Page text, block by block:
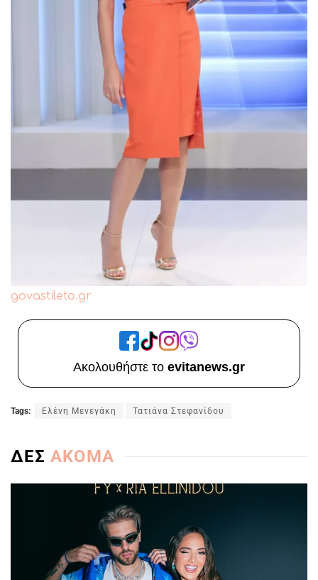
govastileto.gr
Ακολουθήστε το evitanews.gr
Tags: Ελένη Μενεγάκη Τατιάνα Στεφανίδου
ΔΕΣ ΑΚΟΜΑ